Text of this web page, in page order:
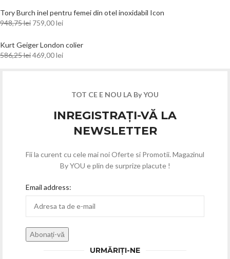
Tory Burch inel pentru femei din otel inoxidabil Icon
948,75lei 759,00lei
Kurt Geiger London colier
586,25lei469,00lei
TOT CE E NOU LA By YOU
INREGISTRAȚI-VĂ LA
NEWSLETTER
Fii la curent cu cele mai noi Oferte si Promotii. Magazinul
By YOU e plin de surprize placute !
Email address:
URMĂRIȚI-NE